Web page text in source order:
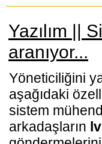
Yazılım ||
aranıyor...
Yöneticiliğini
aşağıdaki
sistem
arkadaşların